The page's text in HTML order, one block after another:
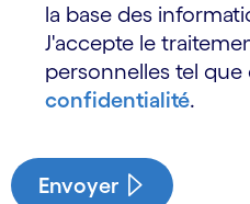
la base des
J'accepte le
personnelles tel que
confidentialité.
Envoyer